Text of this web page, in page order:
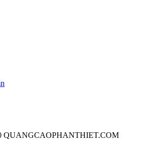
QUANGCAOPHANTHIET.COM